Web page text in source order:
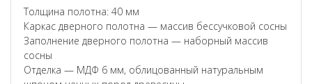
Толщина полотна: 40 мм
Каркас дверного полотна — массив бессучковой сосны
Заполнение дверного полотна — наборный массив
сосны
Отделка — МДФ 6 мм, облицованный натуральным